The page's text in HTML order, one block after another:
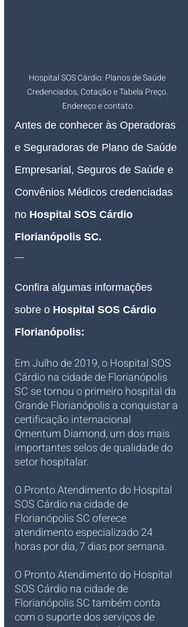
Hospital SOS Cárdio: Planos de Saúde
Credenciados, Cotação e Tabela Preço.
Endereço e contato.
Antes de conhecer às Operadoras
e Seguradoras de Plano de Saúde
Empresarial, Seguros de Saúde e
Convênios Médicos credenciadas
no Hospital SOS Cárdio
Florianópolis SC.
__
Confira algumas informações
sobre o Hospital SOS Cárdio
Florianópolis:
Em Julho de 2019, oHospital SOS
Cárdio na cidade de Florianópolis
SC se tornou o primeiro hospital da
Grande Florianópolis a conquistar a
certificação internacional
Qmentum Diamond, um dos mais
importantes selos de qualidade do
setor hospitalar.
O Pronto Atendimento doHospital
SOS Cárdio na cidade de
Florianópolis SC oferece
atendimento especializado 24
horas por dia, 7 dias por semana.
O Pronto Atendimento do Hospital
SOS Cárdio na cidade de
Florianópolis SC também conta
com o suporte dos serviços de